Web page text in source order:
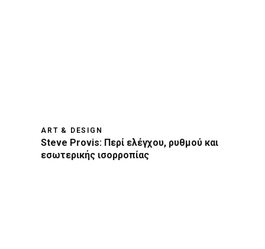
ART & DESIGN
Steve Provis: Περί ελέγχου, ρυθμού και
εσωτερικής ισορροπίας